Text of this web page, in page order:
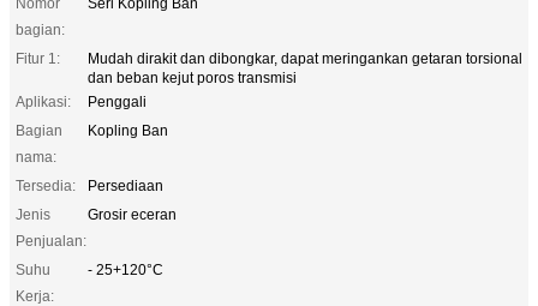
Nomor
bagian:
Seri Kopling Ban
Fitur 1:
Mudah dirakit dan dibongkar, dapat meringankan getaran torsional
dan beban kejut poros transmisi
Aplikasi:
Penggali
Bagian
nama:
Kopling Ban
Tersedia:
Persediaan
Jenis
Penjualan:
Grosir eceran
Suhu
Kerja:
- 25+120°C